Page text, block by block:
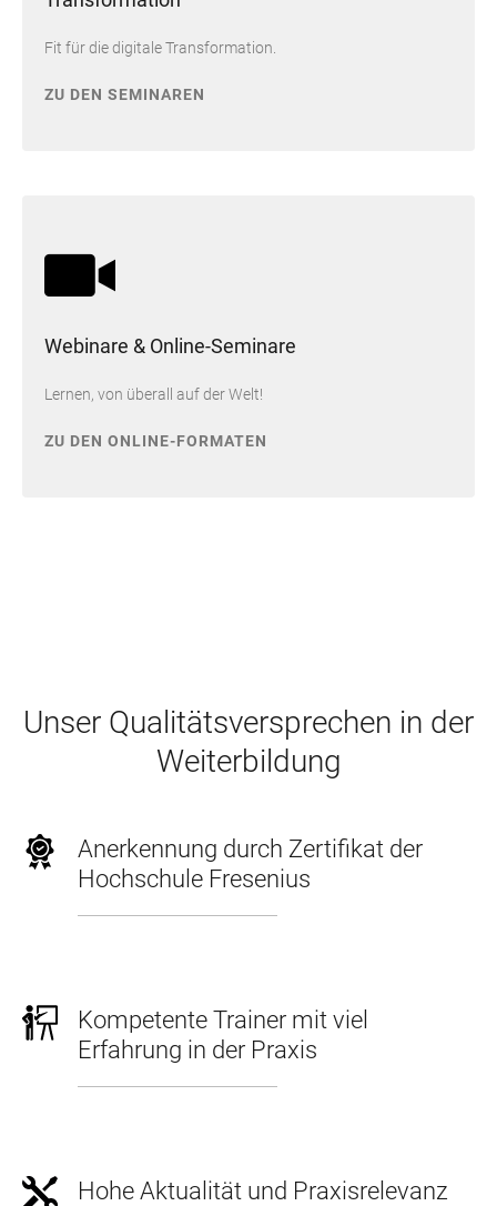
Fit für die digitale Transformation.
ZU DEN SEMINAREN
Webinare & Online-Seminare
Lernen, von überall auf der Welt!
ZU DEN ONLINE-FORMATEN
Unser Qualitätsversprechen in der
Weiterbildung
Anerkennung durch Zertifikat der
Hochschule Fresenius
Kompetente Trainer mit viel
Erfahrung in der Praxis
Hohe Aktualität und Praxisrelevanz